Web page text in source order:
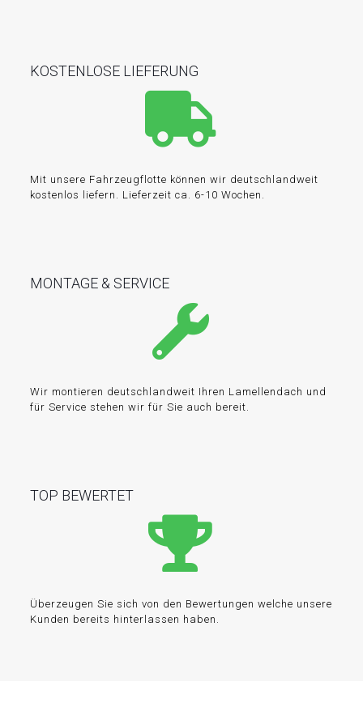
KOSTENLOSE LIEFERUNG
Mit unsere Fahrzeugflotte können wir deutschlandweit
kostenlos liefern. Lieferzeit ca. 6-10 Wochen.
MONTAGE & SERVICE
Wir montieren deutschlandweit Ihren Lamellendach und
für Service stehen wir für Sie auch bereit.
TOP BEWERTET
Überzeugen Sie sich von den Bewertungen welche unsere
Kunden bereits hinterlassen haben.